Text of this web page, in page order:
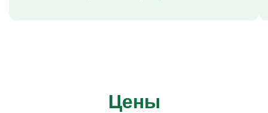
Цены